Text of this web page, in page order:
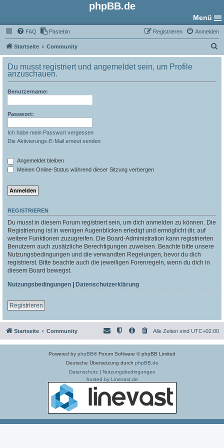
phpBB.de
Menü
FAQ Pastebin Anmelden
Registrieren
Startseite Community
u
Du musst registriert und angemeldet sein, um Profile
anzuschauen.
Benutzername:
Passwort:
Ich habe mein Passwort vergessen
Die Aktivierungs-E-Mail erneut senden
Angemeldet bleiben
Meinen Online-Status während dieser Sitzung verbergen
REGISTRIEREN
Du musst in diesem Forum registriert sein, um dich anmelden zu können. Die
Registrierung ist in wenigen Augenblicken erledigt und ermöglicht dir, auf
weitere Funktionen zuzugreifen. Die Board-Administration kann registrierten
Benutzern auch zusätzliche Berechtigungen zuweisen. Beachte bitte unsere
Nutzungsbedingungen und die verwandten Regelungen, bevor du dich
registrierst. Bitte beachte auch die jeweiligen Forenregeln, wenn du dich in
diesem Board bewegst.
Nutzungsbedingungen | Datenschutzerklärung
Registrieren
Startseite Community Alle Zeiten sind UTC+02:00
Powered by phpBB® Forum Software © phpBB Limited
Deutsche Übersetzung durch phpBB.de
Datenschutz| Nutzungsbedingungen
hosted by Linevast.de